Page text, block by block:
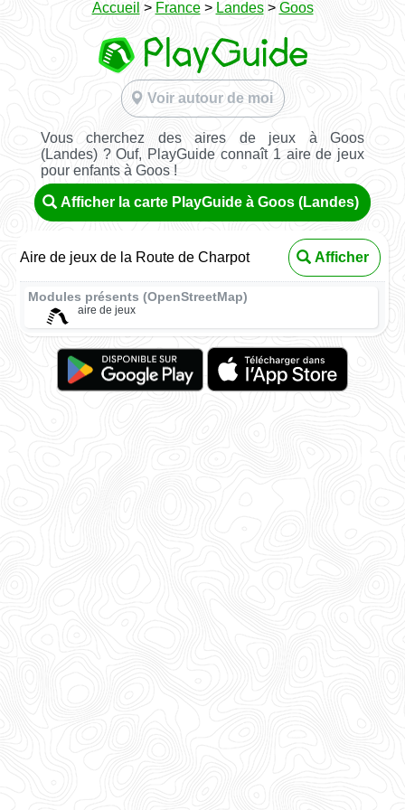
Accueil > France> Landes> Goos
Voir autour de moi
Vous cherchez des aires de jeux à Goos
(Landes) ? Ouf, PlayGuide connaît 1 aire de jeux
pour enfants à Goos !
Afficher la carte PlayGuide à Goos (Landes)
Aire de jeux de la Route de Charpot Afficher
Modules présents (OpenStreetMap)
aire de jeux